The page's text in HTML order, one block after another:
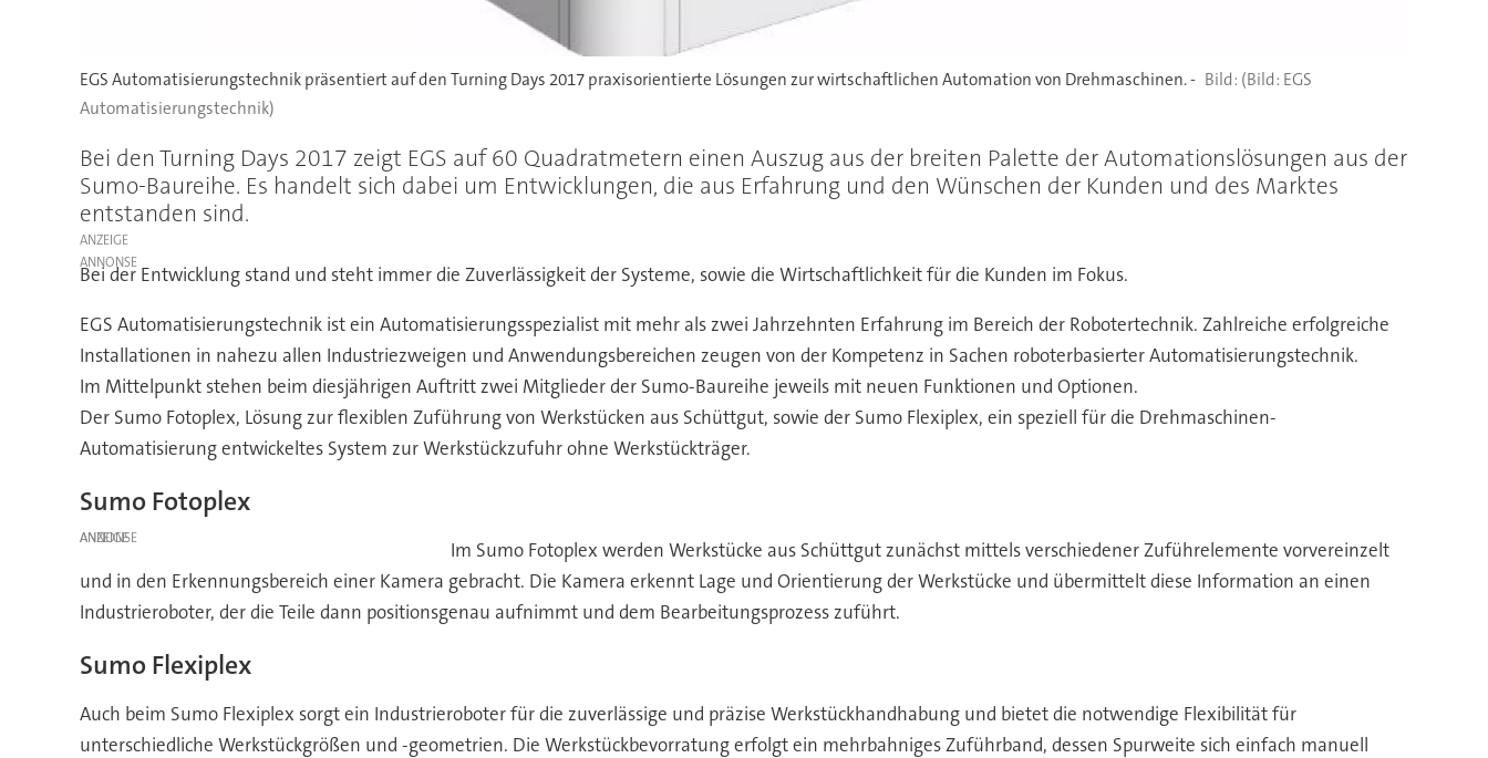
EGS Automatisierungstechnik präsentiert auf den Turning Days 2017 praxisorientierte Lösungen zur wirtschaftlichen Automation von Drehmaschinen. -
(Bild: EGS
Automatisierungstechnik)
Bei den Turning Days 2017 zeigt EGS auf 60 Quadratmetern einen Auszug aus der breiten Palette der Automationslösungen aus der
Sumo-Baureihe. Es handelt sich dabei um Entwicklungen, die aus Erfahrung und den Wünschen der Kunden und des Marktes
entstanden sind.
ANZEIGE
Bei der Entwicklung stand und steht immer die Zuverlässigkeit der Systeme, sowie die Wirtschaftlichkeit für die Kunden im Fokus.
EGS Automatisierungstechnik ist ein Automatisierungsspezialist mit mehr als zwei Jahrzehnten Erfahrung im Bereich der Robotertechnik. Zahlreiche erfolgreiche
Installationen in nahezu allen Industriezweigen und Anwendungsbereichen zeugen von der Kompetenz in Sachen roboterbasierter Automatisierungstechnik.
Im Mittelpunkt stehen beim diesjährigen Auftritt zwei Mitglieder der Sumo-Baureihe jeweils mit neuen Funktionen und Optionen.
Der Sumo Fotoplex, Lösung zur flexiblen Zuführung von Werkstücken aus Schüttgut, sowie der Sumo Flexiplex, ein speziell für die Drehmaschinen-
Automatisierung entwickeltes System zur Werkstückzufuhr ohne Werkstückträger.
Sumo Fotoplex
ANZEIGE
Im Sumo Fotoplex werden Werkstücke aus Schüttgut zunächst mittels verschiedener Zuführelemente vorvereinzelt
und in den Erkennungsbereich einer Kamera gebracht. Die Kamera erkennt Lage und Orientierung der Werkstücke und übermittelt diese Information an einen
Industrieroboter, der die Teile dann positionsgenau aufnimmt und dem Bearbeitungsprozess zuführt.
Sumo Flexiplex
Auch beim Sumo Flexiplex sorgt ein Industrieroboter für die zuverlässige und präzise Werkstückhandhabung und bietet die notwendige Flexibilität für
unterschiedliche Werkstückgrößen und -geometrien. Die Werkstückbevorratung erfolgt ein mehrbahniges Zuführband, dessen Spurweite sich einfach manuell